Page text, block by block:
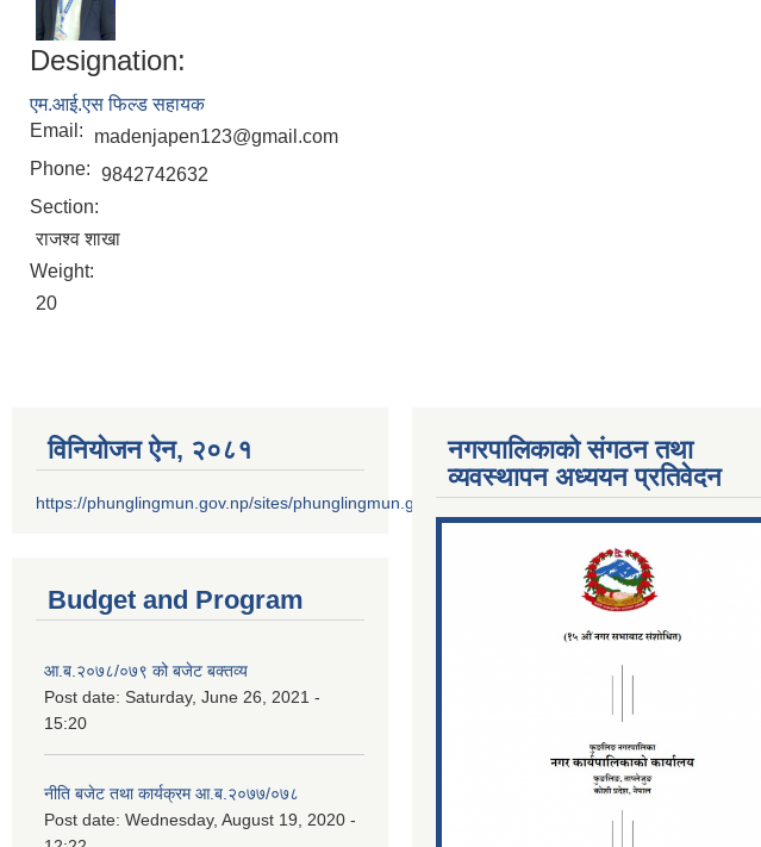
Designation:
एम.आई.एस फिल्ड सहायक
Email:
madenjapen123@gmail.com
Phone: 9842742632
Section:
राजश्व शाखा
Weight:
20
विनियोजन ऐन‚ २०८१
https://phunglingmun.gov.np/sites/phunglingmun.gov.np/files/documents/Al...
Budget and Program
आ.ब.२०७८/०७९ को बजेट बक्तव्य
Post date: Saturday, June 26, 2021 -
15:20
नीति बजेट तथा कार्यक्रम आ.ब.२०७७/०७८
Post date: Wednesday, August 19, 2020 -
नगरपालिकाको संगठन तथा
व्यवस्थापन अध्ययन प्रतिवेदन